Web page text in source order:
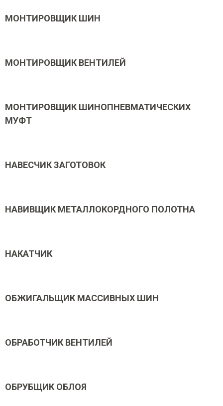
МОНТИРОВЩИК ШИН
МОНТИРОВЩИК ВЕНТИЛЕЙ
МОНТИРОВЩИК ШИНОПНЕВМАТИЧЕСКИХ
МУФТ
НАВЕСЧИК ЗАГОТОВОК
НАВИВЩИК МЕТАЛЛОКОРДНОГО ПОЛОТНА
НАКАТЧИК
ОБЖИГАЛЬЩИК МАССИВНЫХ ШИН
ОБРАБОТЧИК ВЕНТИЛЕЙ
ОБРУБЩИК ОБЛОЯ